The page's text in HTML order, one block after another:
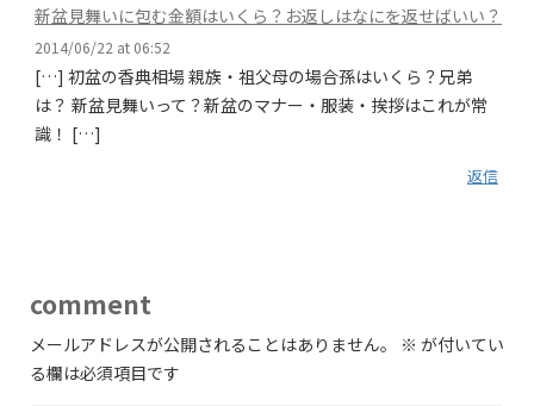
新盆見舞いに包む金額はいくら？お返しはなにを返せばいい？
2014/06/22 at 06:52
[…] 初盆の香典相場 親族・祖父母の場合孫はいくら？兄弟
は？ 新盆見舞いって？新盆のマナー・服装・挨拶はこれが常
識！ […]
返信
comment
メールアドレスが公開されることはありません。 ※ が付いてい
る欄は必須項目です